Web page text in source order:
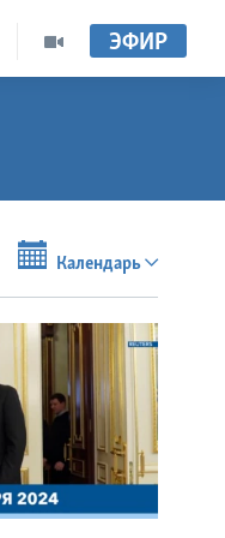
ЭФИР
Календарь